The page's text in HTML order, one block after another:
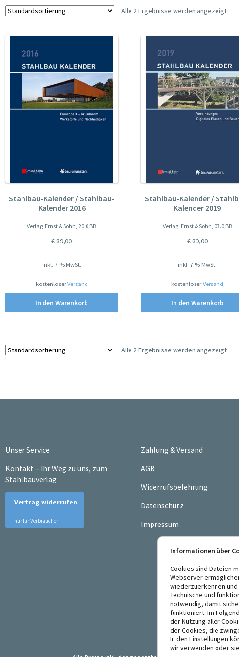
Alle 2 Ergebnisse werden angezeigt
Stahlbau-Kalender / Stahlbau-
Kalender 2016
Verlag: Ernst & Sohn, 20.0 BB
€89,00
inkl. 7 % MwSt.
kostenloserVersand
In den Warenkorb
Stahlbau-Kalender /
Kalender 2019
Verlag: Ernst & Sohn, 03.0 BB
€89,00
inkl. 7 % MwSt.
kostenloserVersand
In den Warenkorb
Alle 2 Ergebnisse werden angezeigt
Unser Service
Kontakt – Ihr Weg zu uns, zum
Stahlbauverlag
Zahlung & Versand
AGB
Widerrufsbelehrung
Datenschutz
Impressum
Informationen über
Cookies sind Dateien
Webserver
wiederzuerkennen
Technische und
notwendig, damit
funktioniert. Im
der Nutzung aller
der Cookies, die
In den Einstellungen
wir verwenden oder